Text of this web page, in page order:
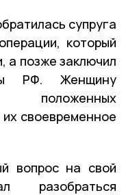
супруга
который
а позже заключил
РФ. Женщину
положенных
своевременное
вопрос на свой
разобраться